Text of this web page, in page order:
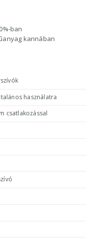
ban
kannában
használatra
csatlakozással